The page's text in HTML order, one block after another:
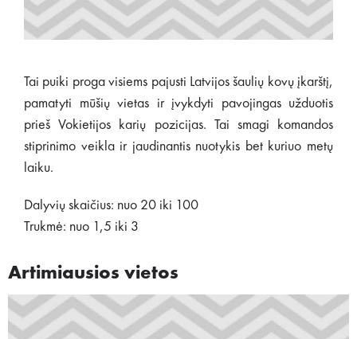
Tai puiki proga visiems pajusti Latvijos šaulių kovų įkarštį,
pamatyti mūšių vietas ir įvykdyti pavojingas užduotis
prieš Vokietijos karių pozicijas. Tai smagi komandos
stiprinimo veikla ir jaudinantis nuotykis bet kuriuo metų
laiku.
Dalyvių skaičius: nuo 20 iki 100
Trukmė: nuo 1,5 iki 3
Artimiausios vietos